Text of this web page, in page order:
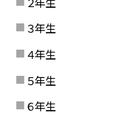
３年生
４年生
５年生
６年生